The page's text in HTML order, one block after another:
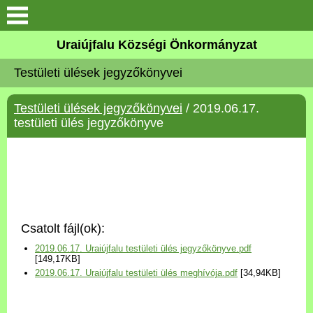
Köszöntő
Elérhetőségek
Uraiújfalu
Választási információk
Versenyképes Járások
Uraiújfalu Községi Önkormányzat
Testületi ülések jegyzőkönyvei
Testületi ülések jegyzőkönyvei / 2019.06.17.
testületi ülés jegyzőkönyve
Csatolt fájl(ok):
2019.06.17. Uraiújfalu testületi ülés jegyzőkönyve.pdf
[149,17KB]
2019.06.17. Uraiújfalu testületi ülés meghívója.pdf [34,94KB]